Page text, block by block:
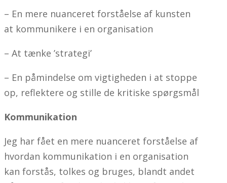
– En mere nuanceret forståelse af kunsten
at kommunikere i en organisation
– At tænke ’strategi’
– En påmindelse om vigtigheden i at stoppe
op, reflektere og stille de kritiske spørgsmål
Kommunikation
Jeg har fået en mere nuanceret forståelse af
hvordan kommunikation i en organisation
kan forstås, tolkes og bruges, blandt andet